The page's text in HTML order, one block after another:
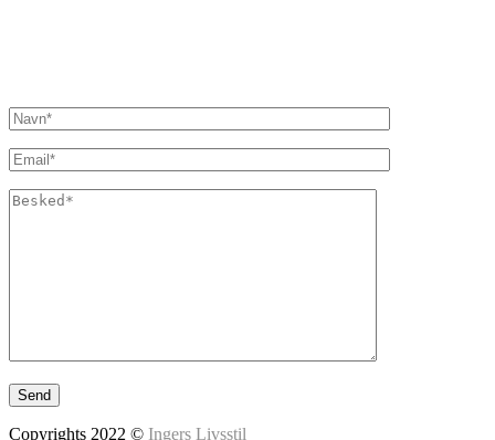
Copyrights 2022 © Ingers Livsstil